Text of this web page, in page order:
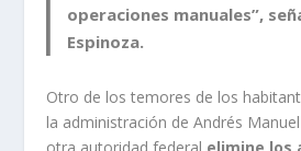
operaciones manuales”,
Espinoza.
Otro de los temores de los
la administración de Andrés